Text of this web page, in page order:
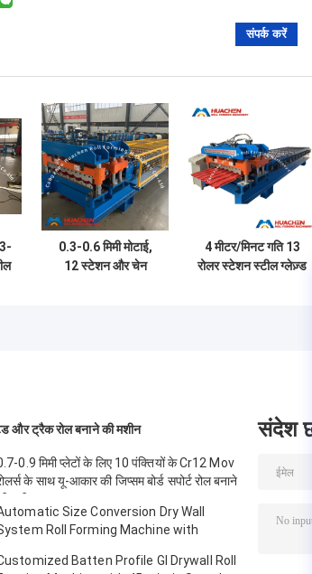
0.3-0.6 मिमी मोटाई,
12 स्टेशन और चेन
4 मीटर/मिनट गति 13
रोलर स्टेशन स्टील ग्लेज़्ड
और ट्रैक रोल बनाने की मशीन
0.9 मिमी प्लेटों के लिए 10 पंक्तियों के Cr12 Mov
के साथ यू-आकार की जिप्सम बोर्ड सपोर्ट रोल बनाने
Size Conversion Dry Wall
Roll Forming Machine with
Batten Profile GI Drywall Roll
संदेश